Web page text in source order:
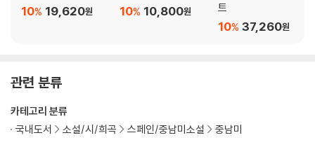
19,620원
10% 10,800원
10%
트
37,260원
10%
관련 분류
카테고리 분류
국내도서
소설/시/희곡 스페인/중남미소설 중남미